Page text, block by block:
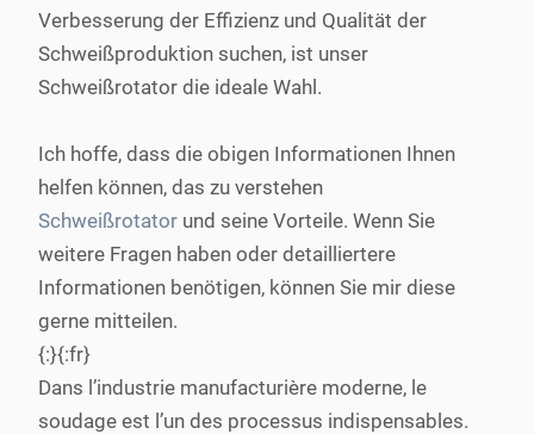
Verbesserung der Effizienz und Qualität der
Schweißproduktion suchen, ist unser
Schweißrotator die ideale Wahl.
Ich hoffe, dass die obigen Informationen Ihnen
helfen können, das zu verstehen
Schweißrotator und seine Vorteile. Wenn Sie
weitere Fragen haben oder detailliertere
Informationen benötigen, können Sie mir diese
gerne mitteilen.
{:}{:fr}
Dans l’industrie manufacturière moderne, le
soudage est l’un des processus indispensables.